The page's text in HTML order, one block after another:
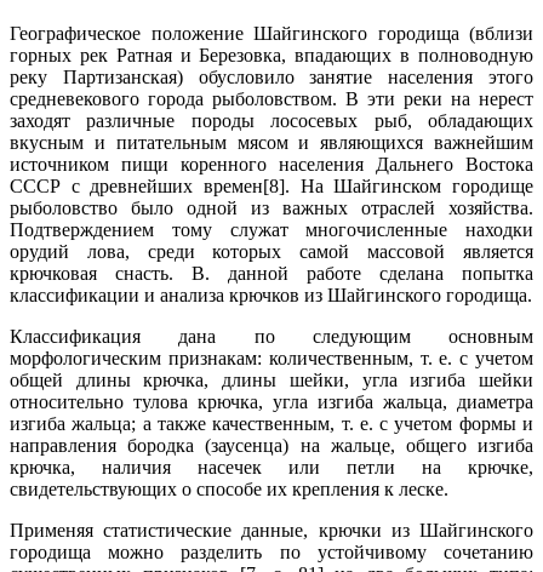
Географическое положение Шайгинского городища (вблизи
горных рек Ратная и Березовка, впадающих в полноводную
реку Партизанская) обусловило занятие населения этого
средневекового города рыболовством. В эти реки на нерест
заходят различные породы лососевых рыб, обладающих
вкусным и питательным мясом и являющихся важнейшим
источником пищи коренного населения Дальнего Востока
СССР с древнейших времен[8]. На Шайгинском городище
рыболовство было одной из важных отраслей хозяйства.
Подтверждением тому служат многочисленные находки
орудий лова, среди которых самой массовой является
крючковая снасть. В. данной работе сделана попытка
классификации и анализа крючков из Шайгинского городища.
Классификация дана по следующим основным
морфологическим признакам: количественным, т. е. с учетом
общей длины крючка, длины шейки, угла изгиба шейки
относительно тулова крючка, угла изгиба жальца, диаметра
изгиба жальца; а также качественным, т. е. с учетом формы и
направления бородка (заусенца) на жальце, общего изгиба
крючка, наличия насечек или петли на крючке,
свидетельствующих о способе их крепления к леске.
Применяя статистические данные, крючки из Шайгинского
городища можно разделить по устойчивому сочетанию